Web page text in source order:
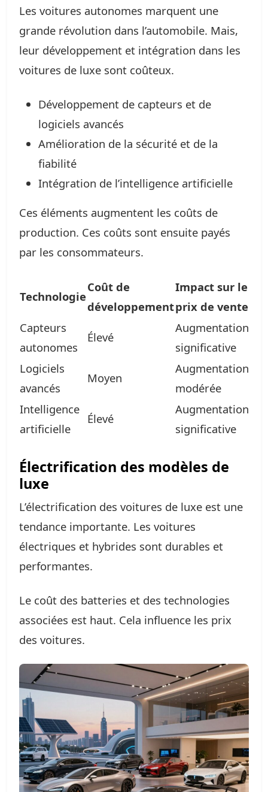
Les voitures autonomes marquent une
grande révolution dans l’automobile. Mais,
leur développement et intégration dans les
voitures de luxe sont coûteux.
Développement de capteurs et de
logiciels avancés
Amélioration de la sécurité et de la
fiabilité
Intégration de l’intelligence artificielle
Ces éléments augmentent les coûts de
production. Ces coûts sont ensuite payés
par les consommateurs.
Technologie
Coût de
développement
Impact sur le
prix de vente
Capteurs
autonomes
Élevé
Augmentation
significative
Logiciels
avancés
Moyen
Augmentation
modérée
Intelligence
artificielle
Élevé
Augmentation
significative
Électrification des modèles de
luxe
L’électrification des voitures de luxe est une
tendance importante. Les voitures
électriques et hybrides sont durables et
performantes.
Le coût des batteries et des technologies
associées est haut. Cela influence les prix
des voitures.